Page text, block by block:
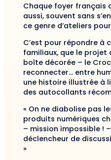
Chaque foyer français
aussi, souvent sans
ce genre d’ateliers
C’est pour répondre à
familiaux, que le projet
boîte décorée – le
reconnecter… entre
une histoire illustrée à
des autocollants
« On ne diabolise pas
produits numériques
– mission impossible !
déclencheur de
»